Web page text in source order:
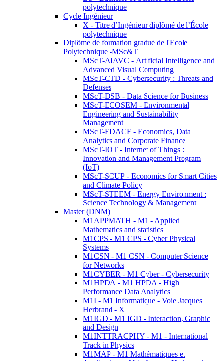
polytechnique
Cycle Ingénieur
X - Titre d’Ingénieur diplômé de l’École
polytechnique
Diplôme de formation gradué de l'Ecole
Polytechnique -MSc&T
MScT-AIAVC - Artificial Intelligence and
Advanced Visual Computing
MScT-CTD - Cybersecurity : Threats and
Defenses
MScT-DSB - Data Science for Business
MScT-ECOSEM - Environmental
Engineering and Sustainability
Management
MScT-EDACF - Economics, Data
Analytics and Corporate Finance
MScT-IOT - Internet of Things :
Innovation and Management Program
(IoT)
MScT-SCUP - Economics for Smart Cities
and Climate Policy
MScT-STEEM - Energy Environment :
Science Technology & Management
Master (DNM)
M1APPMATH - M1 - Applied
Mathematics and statistics
M1CPS - M1 CPS - Cyber Physical
Systems
M1CSN - M1 CSN - Computer Science
for Networks
M1CYBER - M1 Cyber - Cybersecurity
M1HPDA - M1 HPDA - High
Performance Data Analytics
M1I - M1 Informatique - Voie Jacques
Herbrand - X
M1IGD - M1 IGD - Interaction, Graphic
and Design
M1INTTRACPHY - M1 - International
Track in Physics
M1MAP - M1 Mathématiques et